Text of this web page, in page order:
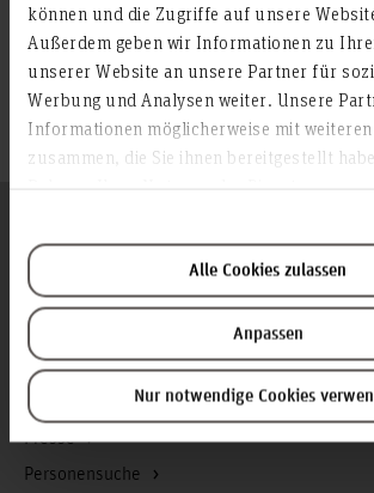
können und die Zugriffe auf unsere
Außerdem geben wir Informationen zu
unserer Website an unsere Partner für
Werbung und Analysen weiter. Unsere
Informationen möglicherweise mit weiteren
zusammen, die Sie ihnen bereitgestellt
Alle Cookies zulassen
Anpassen
Nur notwendige Cookies
Infos zur Hochschule
Kontakt und Anreise
Startseite Hochschule Hannover
Presse
Personensuche